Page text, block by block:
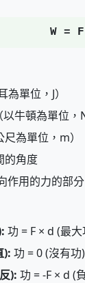
W =
單位，J）
牛頓為單位，N
為單位，m）
的角度
作用的力的部分
功 = F × d (最
): 功 = 0 (沒有功)
): 功 = -F × d (